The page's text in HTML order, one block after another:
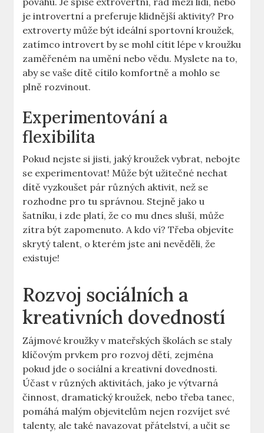
je introvertní a preferuje klidnější aktivity? Pro
extroverty může být ideální sportovní kroužek,
zatímco introvert by se mohl cítit lépe v kroužku
zaměřeném na umění nebo vědu. Myslete na to,
aby se vaše dítě cítilo komfortně a mohlo se
plně rozvinout.
Experimentování a
flexibilita
Pokud nejste si jisti, jaký kroužek vybrat, nebojte
se experimentovat! Může být užitečné nechat
dítě vyzkoušet pár různých aktivit, než se
rozhodne pro tu správnou. Stejně jako u
šatníku, i zde platí, že co mu dnes sluší, může
zítra být zapomenuto. A kdo ví? Třeba objevíte
skrytý talent, o kterém jste ani nevěděli, že
existuje!
Rozvoj sociálních a
kreativních dovedností
Zájmové kroužky v mateřských školách se staly
klíčovým prvkem pro rozvoj dětí, zejména
pokud jde o sociální a kreativní dovednosti.
Účast v různých aktivitách, jako je výtvarná
činnost, dramatický kroužek, nebo třeba tanec,
pomáhá malým objevitelům nejen rozvíjet své
talenty, ale také navazovat přátelství, a učit se